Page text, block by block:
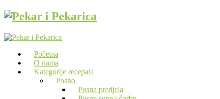
Početna
O nama
Kategorije recepata
Posno
Posna predjela